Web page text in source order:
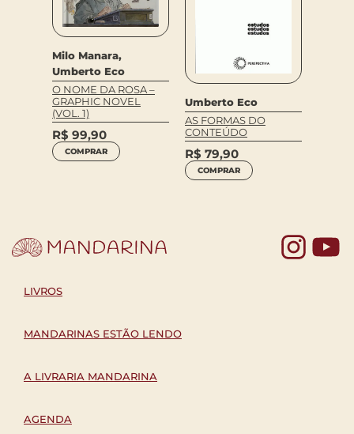
Milo Manara,
Umberto Eco
O NOME DA ROSA –
GRAPHIC NOVEL
(VOL. 1)
R$ 99,90
COMPRAR
Umberto Eco
AS FORMAS DO
CONTEÚDO
R$ 79,90
COMPRAR
LIVROS
MANDARINAS ESTÃO LENDO
A LIVRARIA MANDARINA
AGENDA